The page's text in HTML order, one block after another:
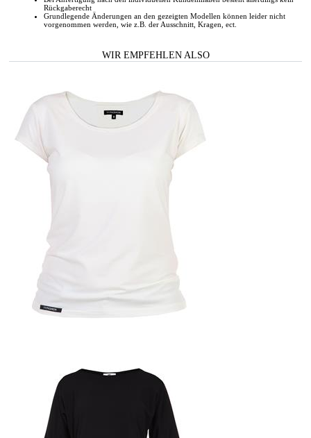
Rückgaberecht
Grundlegende Änderungen an den gezeigten Modellen können leider nicht
vorgenommen werden, wie z.B. der Ausschnitt, Kragen, ect.
WIR EMPFEHLEN ALSO